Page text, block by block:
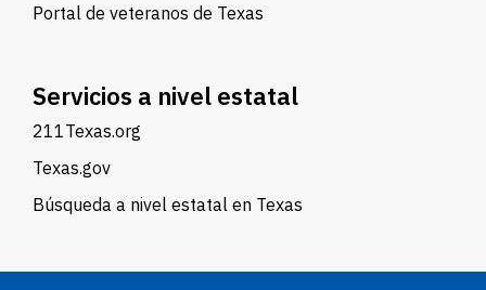
Portal de veteranos de Texas
Servicios a nivel estatal
211Texas.org
Texas.gov
Búsqueda a nivel estatal en Texas